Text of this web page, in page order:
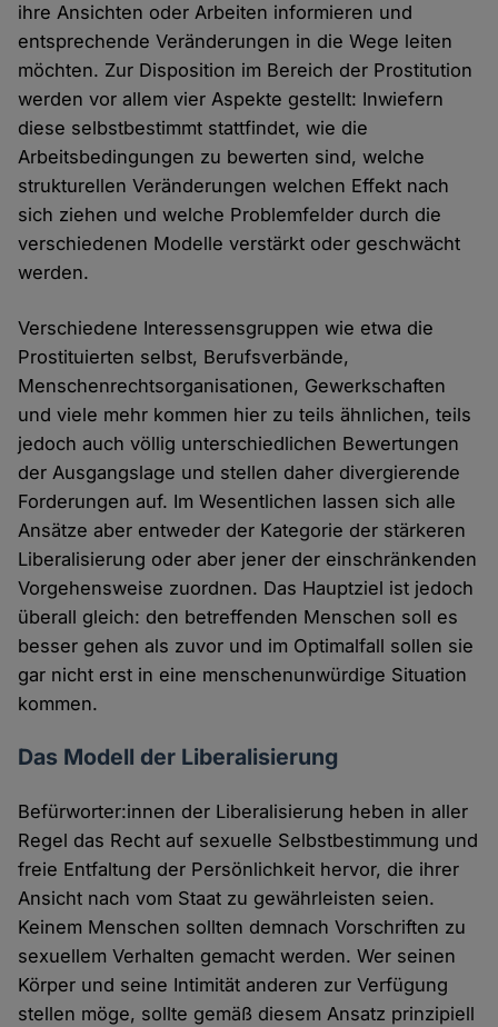
ihre Ansichten oder Arbeiten informieren und
entsprechende Veränderungen in die Wege leiten
möchten. Zur Disposition im Bereich der Prostitution
werden vor allem vier Aspekte gestellt: Inwiefern
diese selbstbestimmt stattfindet, wie die
Arbeitsbedingungen zu bewerten sind, welche
strukturellen Veränderungen welchen Effekt nach
sich ziehen und welche Problemfelder durch die
verschiedenen Modelle verstärkt oder geschwächt
werden.
Verschiedene Interessensgruppen wie etwa die
Prostituierten selbst, Berufsverbände,
Menschenrechtsorganisationen, Gewerkschaften
und viele mehr kommen hier zu teils ähnlichen, teils
jedoch auch völlig unterschiedlichen Bewertungen
der Ausgangslage und stellen daher divergierende
Forderungen auf. Im Wesentlichen lassen sich alle
Ansätze aber entweder der Kategorie der stärkeren
Liberalisierung oder aber jener der einschränkenden
Vorgehensweise zuordnen. Das Hauptziel ist jedoch
überall gleich: den betreffenden Menschen soll es
besser gehen als zuvor und im Optimalfall sollen sie
gar nicht erst in eine menschenunwürdige Situation
kommen.
Das Modell der Liberalisierung
Befürworter:innen der Liberalisierung heben in aller
Regel das Recht auf sexuelle Selbstbestimmung und
freie Entfaltung der Persönlichkeit hervor, die ihrer
Ansicht nach vom Staat zu gewährleisten seien.
Keinem Menschen sollten demnach Vorschriften zu
sexuellem Verhalten gemacht werden. Wer seinen
Körper und seine Intimität anderen zur Verfügung
stellen möge, sollte gemäß diesem Ansatz prinzipiell